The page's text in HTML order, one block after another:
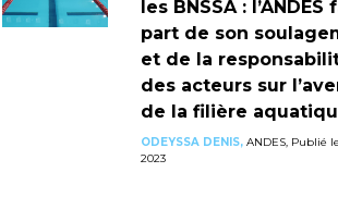
les BNSSA : l’ANDES
part de son
et de la
des acteurs sur
de la filière
ODEYSSA DENIS,ANDES, Publié
2023